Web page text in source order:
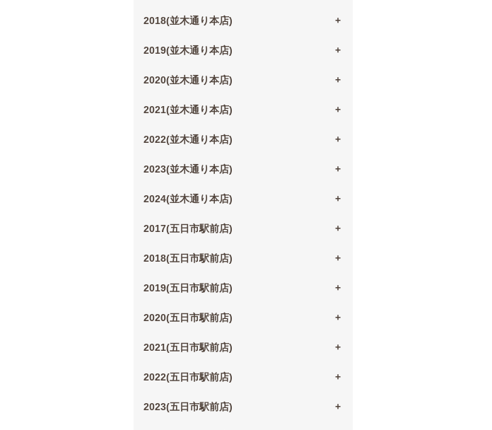
2018(並木通り本店)
2019(並木通り本店)
2020(並木通り本店)
2021(並木通り本店)
2022(並木通り本店)
2023(並木通り本店)
2024(並木通り本店)
2017(五日市駅前店)
2018(五日市駅前店)
2019(五日市駅前店)
2020(五日市駅前店)
2021(五日市駅前店)
2022(五日市駅前店)
2023(五日市駅前店)